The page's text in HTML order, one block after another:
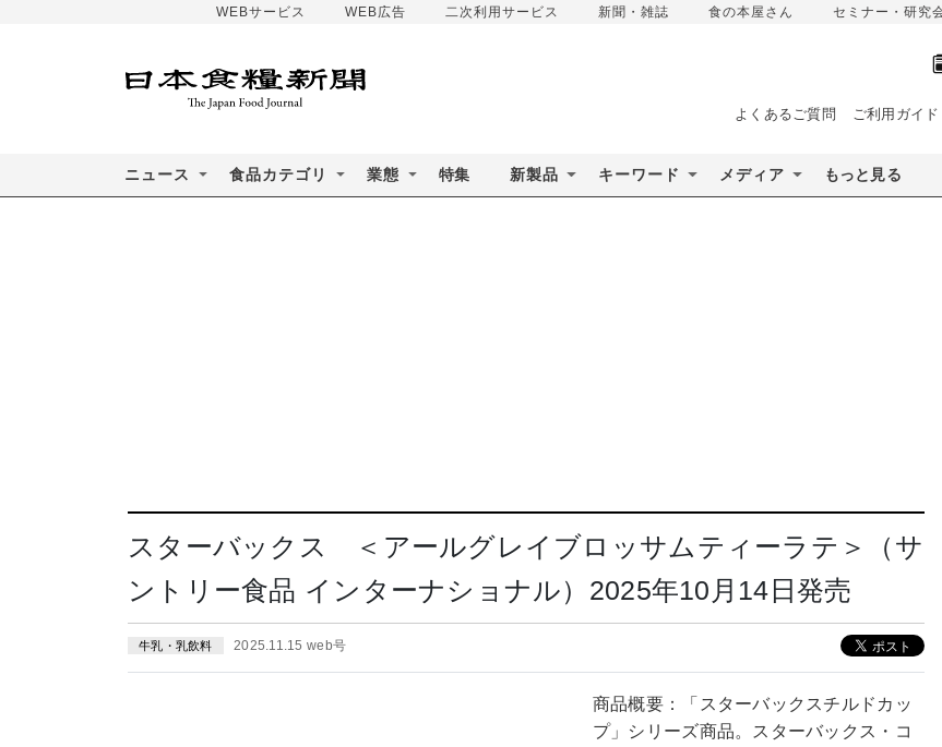
WEBサービス WEB広告 二次利用サービス 新聞・雑誌 食の本屋さん セミナー・研究
よくあるご質問 ご利用ガイド
ニュース 食品カテゴリ 業態 特集 新製品 キーワード メディア もっと見る
スターバックス ＜アールグレイブロッサムティーラテ＞（サ
ントリー食品 インターナショナル）2025年10月14日発売
牛乳・乳飲料 2025.11.15 web号
商品概要：「スターバックスチルドカッ
プ」シリーズ商品。スターバックス・コ